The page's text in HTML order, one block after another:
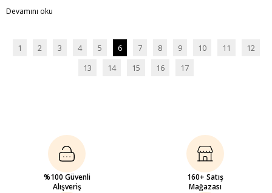
Devamını oku
1 2 3 4 5 6 7 8 9 10 11
12
13
14 15 16 17
%100 Güvenli
Alışveriş
160+ Satış
Mağazası